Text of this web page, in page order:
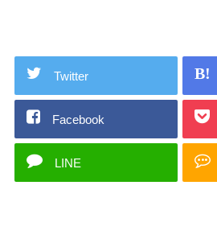
Twitter
Facebook
LINE